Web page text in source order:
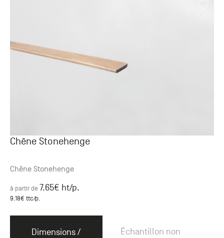
Chêne Stonehenge
Chêne Stonehenge
à partir de 7.65€ ht/p.
9.18€ ttc/p.
Dimensions /
Échantillon non